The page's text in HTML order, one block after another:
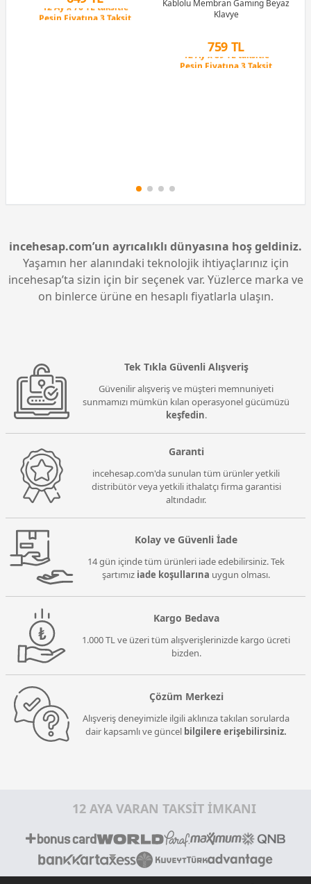
Peşin Fiyatına 3 Taksit
Kablolu Membran Gaming Beyaz
Klavye
759 TL
Peşin Fiyatına 3 Taksit
incehesap.com’un ayrıcalıklı dünyasına hoş geldiniz.
Yaşamın her alanındaki teknolojik ihtiyaçlarınız için
incehesap’ta sizin için bir seçenek var. Yüzlerce marka ve
on binlerce ürüne en hesaplı fiyatlarla ulaşın.
Tek Tıkla Güvenli Alışveriş
Güvenilir alışveriş ve müşteri memnuniyeti
sunmamızı mümkün kılan operasyonel gücümüzü
keşfedin.
Garanti
incehesap.com'da sunulan tüm ürünler yetkili
distribütör veya yetkili ithalatçı firma garantisi
altındadır.
Kolay ve Güvenli İade
14 gün içinde tüm ürünleri iade edebilirsiniz. Tek
şartımız iade koşullarına uygun olması.
Kargo Bedava
1.000 TL ve üzeri tüm alışverişlerinizde kargo ücreti
bizden.
Çözüm Merkezi
Alışveriş deneyimizle ilgili aklınıza takılan sorularda
dair kapsamlı ve güncel bilgilere erişebilirsiniz.
12 AYA VARAN TAKSİT İMKANI